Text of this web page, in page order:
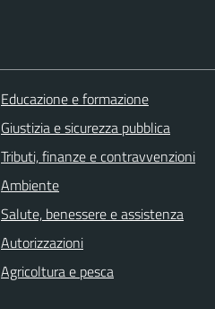
Educazione e formazione
Giustizia e sicurezza pubblica
Tributi, finanze e contravvenzioni
Ambiente
Salute, benessere e assistenza
Autorizzazioni
Agricoltura e pesca